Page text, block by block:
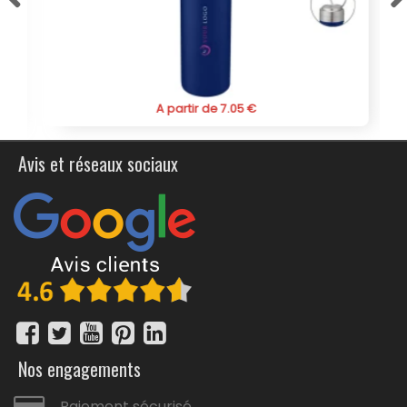
écologique, cette bouteille personnalisée répondra
parfaitement à vos attentes.
A partir de 7.05 €
Avis et réseaux sociaux
Nos engagements